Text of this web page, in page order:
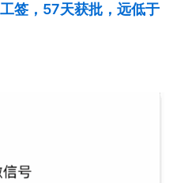
签，57天获批，远低于